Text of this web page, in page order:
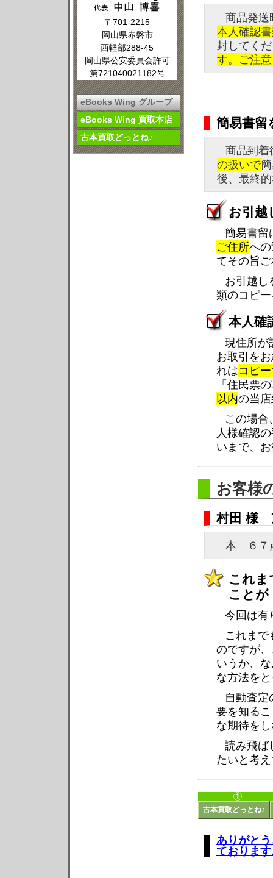
商品発送
本人確認
封してく
す。ご注
簡易書留
商品到着
の扱いで
後、最終
お引越
簡易書留
ご住所へ
てその旨
お引越し
類のコピ
本人確
現住所が
お取引を
れはコピ
「住民票
以内の当
この場合
人様確認
いまで、
お客様
村田 様
本 ６
これま
ことが
今回は有
これまで
のですが
いうか、
な方法を
自動査定
要を知る
な期待を
読み飛ば
たいと考
古本買取どっとね♪
ありがと
ておりま
〒701-2215
岡山県赤磐市
西軽部288-45
岡山県公安委員会許可
第721040021182号
eBooks Wing グループ
eBooks Wing 買取本店
古本買取どっとね♪